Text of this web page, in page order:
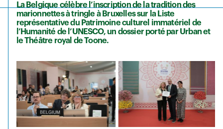
La Belgique célèbre l’inscription de la tradition des
marionnettes à tringle à Bruxelles sur la Liste
représentative du Patrimoine culturel immatériel de
l’Humanité de l’UNESCO, un dossier porté par Urban et
leThéâtre royal de Toone.